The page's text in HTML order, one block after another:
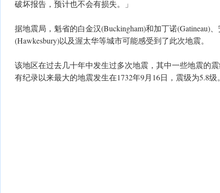
破坏报告，预计也不会有损失。」
据地震局，魁省的白金汉(Buckingham)和加丁诺(Gatineau)
(Hawkesbury)以及渥太华等城市可能感受到了此次地震。
该地区在过去几十年中发生过多次地震，其中一些地震的
有纪录以来最大的地震发生在1732年9月16日，震级为5.8级